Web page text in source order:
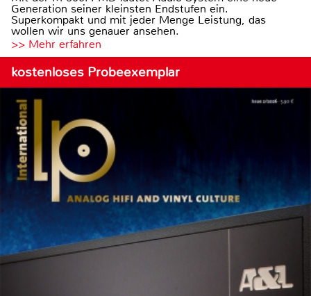
Generation seiner kleinsten Endstufen ein.
Superkompakt und mit jeder Menge Leistung, das
wollen wir uns genauer ansehen.
>> Mehr erfahren
kostenloses Probeexemplar